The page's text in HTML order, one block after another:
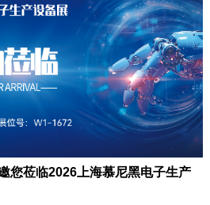
您莅临2026上海慕尼黑电子生产